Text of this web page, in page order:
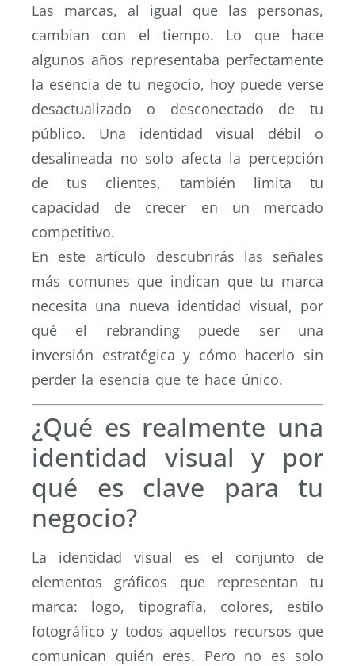
Las marcas, al igual que las personas,
cambian con el tiempo. Lo que hace
algunos años representaba perfectamente
la esencia de tu negocio, hoy puede verse
desactualizado o desconectado de tu
público. Una identidad visual débil o
desalineada no solo afecta la percepción
de tus clientes, también limita tu
capacidad de crecer en un mercado
competitivo.
En este artículo descubrirás las señales
más comunes que indican que tu marca
necesita una nueva identidad visual, por
qué el rebranding puede ser una
inversión estratégica y cómo hacerlo sin
perder la esencia que te hace único.
¿Qué es realmente una
identidad visual y por
qué es clave para tu
negocio?
La identidad visual es el conjunto de
elementos gráficos que representan tu
marca: logo, tipografía, colores, estilo
fotográfico y todos aquellos recursos que
comunican quién eres. Pero no es solo